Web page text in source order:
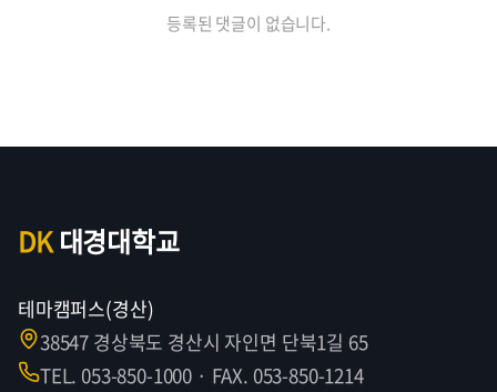
등록된 댓글이 없습니다.
DK대경대학교
테마캠퍼스(경산)
38547 경상북도 경산시 자인면 단북1길 65
TEL. 053-850-1000 · FAX. 053-850-1214